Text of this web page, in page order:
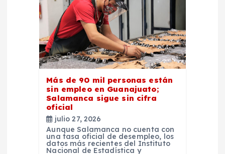
Más de 90 mil personas están
sin empleo en Guanajuato;
Salamanca sigue sin cifra
oficial
julio 27, 2026
Aunque Salamanca no cuenta con
una tasa oficial de desempleo, los
datos más recientes del Instituto
Nacional de Estadística y